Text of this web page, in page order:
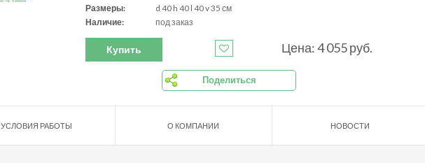
Размеры:
d 40 h 40 l 40 v 35 см
Наличие:
под заказ
Купить Цена: 4 055 руб.
Поделиться
УСЛОВИЯ РАБОТЫ О КОМПАНИИ НОВОСТИ